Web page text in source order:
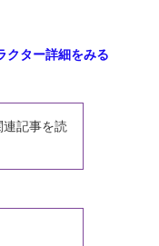
クター詳細をみる
連記事を読